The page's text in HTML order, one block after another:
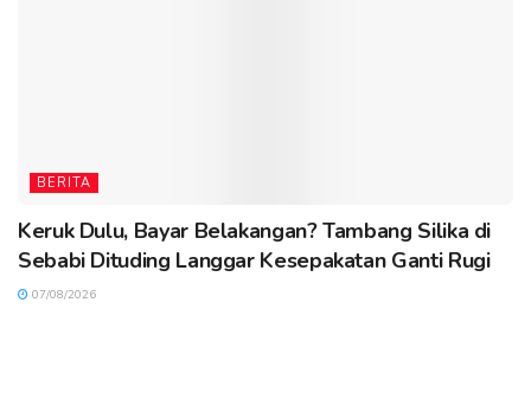
BERITA
Keruk Dulu, Bayar Belakangan? Tambang Silika di
Sebabi Dituding Langgar Kesepakatan Ganti Rugi
07/08/2026